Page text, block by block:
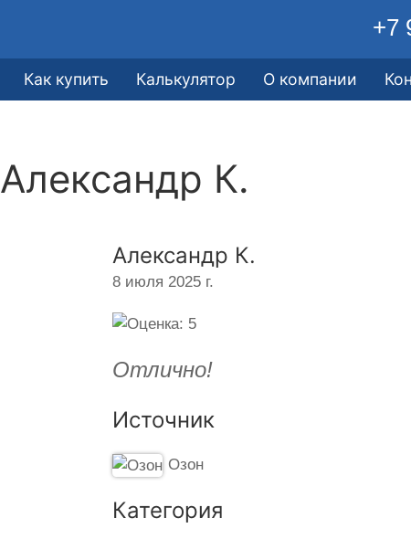
+7
Как купить Калькулятор О компании
Александр К.
Александр К.
8 июля 2025 г.
Отлично!
Источник
Озон
Категория